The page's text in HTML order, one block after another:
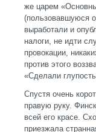
же царем
(пользовавшуюся
выработали и
налоги, не идти
провокации,
против этого
«Сделали
Спустя очень
правую руку.
всей его красе.
приезжала